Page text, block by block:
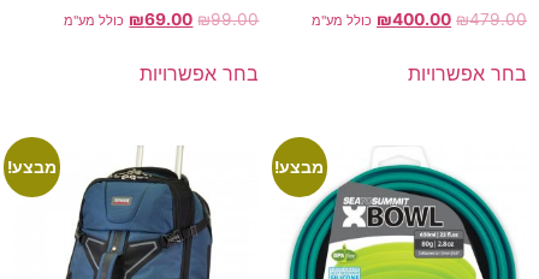
₪479.00
₪400.00 כולל מע"מ
בחר אפשרויות
₪99.00
₪69.00 כולל מע"מ
בחר אפשרויות
מבצע! מבצע!